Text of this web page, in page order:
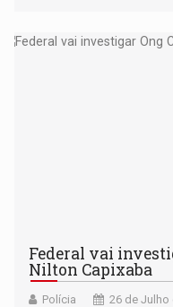
Federal vai
Nilton Capixaba
Polícia 26 de Julho